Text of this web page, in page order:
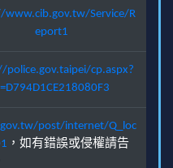
Service/R
eport1
police.gov.taipei/cp.aspx?
post/internet/Q_loc
，如有錯誤或侵權請告